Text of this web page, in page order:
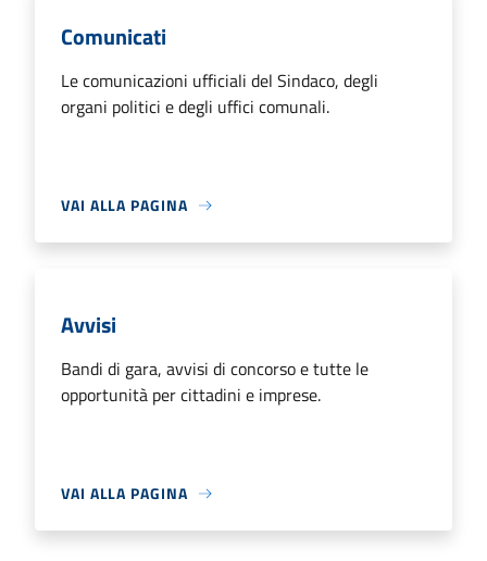
Comunicati
Le comunicazioni ufficiali del Sindaco, degli
organi politici e degli uffici comunali.
VAI ALLA PAGINA
Avvisi
Bandi di gara, avvisi di concorso e tutte le
opportunità per cittadini e imprese.
VAI ALLA PAGINA